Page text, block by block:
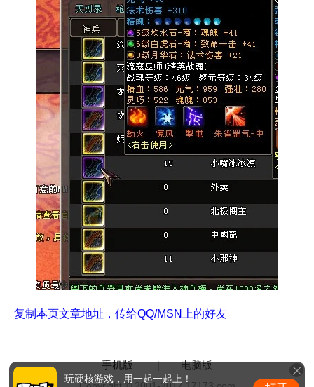
复制本页文章地址，传给QQ/MSN上的好友
手机版 | 电脑版
玩硬核游戏，用一起一起上！